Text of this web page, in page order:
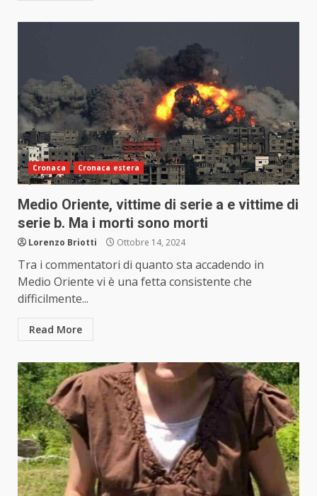
Cronaca Cronaca estera
Medio Oriente, vittime di serie a e vittime di
serie b. Ma i morti sono morti
Lorenzo Briotti Ottobre 14, 2024
Tra i commentatori di quanto sta accadendo in
Medio Oriente vi è una fetta consistente che
difficilmente...
Read More